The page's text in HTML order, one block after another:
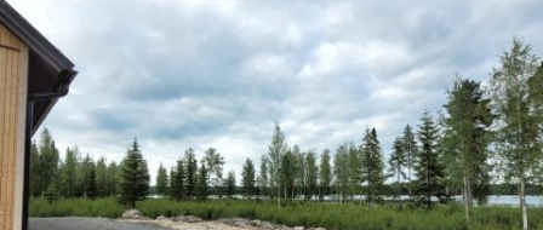
UUSI
UNELMISTA
KODIKSI-